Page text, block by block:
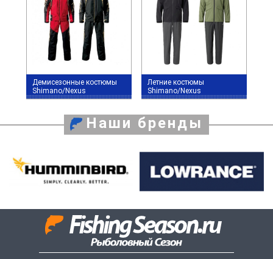
Демисезонные костюмы
Shimano/Nexus
Летние костюмы
Shimano/Nexus
Наши бренды